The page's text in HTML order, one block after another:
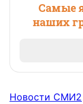
Самые
наших
Новости СМИ2